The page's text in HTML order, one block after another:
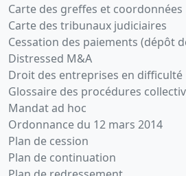
Carte des greffes et coordonnées
Carte des tribunaux judiciaires
Cessation des paiements (dépôt
Distressed M&A
Droit des entreprises en difficulté
Glossaire des procédures
Mandat ad hoc
Ordonnance du 12 mars 2014
Plan de cession
Plan de continuation